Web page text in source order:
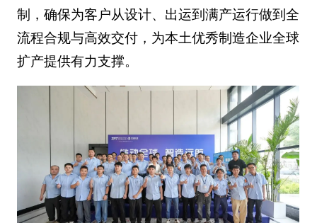
制，确保为客户从设计、出运到满产运行做到全
流程合规与高效交付，为本土优秀制造企业全球
扩产提供有力支撑。